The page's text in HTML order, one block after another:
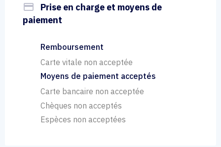
payment
Prise en charge et moyens de
paiement
Remboursement
Carte vitale non acceptée
Moyens de paiement acceptés
Carte bancaire non acceptée
Chèques non acceptés
Espèces non acceptées